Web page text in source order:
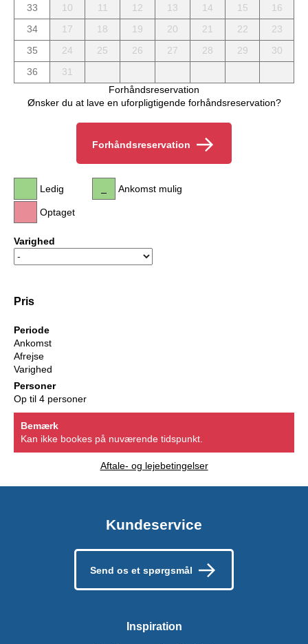
33
10 11 12 13 14 15
16
34
17 18 19 20 21 22
23
35
24 25 26 27 28 29
30
36
31
Forhåndsreservation
Ønsker du at lave en uforpligtigende forhåndsreservation?
Forhåndsreservation
Ledig
Optaget
Ankomst mulig
Varighed
Pris
Periode
Ankomst
Afrejse
Varighed
Personer
Op til 4 personer
Bemærk
Kan ikke bookes på nuværende tidspunkt.
Aftale- og lejebetingelser
Kundeservice
Send os et spørgsmål
Inspiration